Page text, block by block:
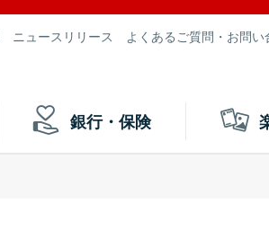
ニュースリリース よくあるご質問・お問い
銀行・保険